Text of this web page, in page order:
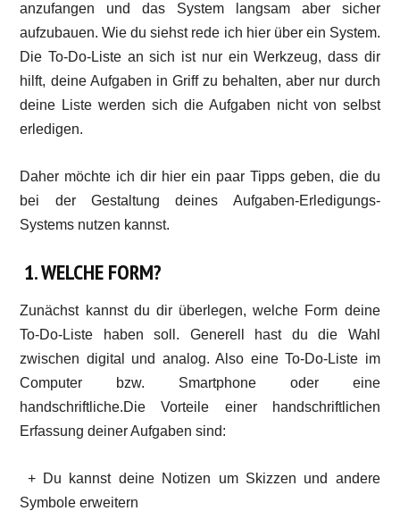
anzufangen und das System langsam aber sicher
aufzubauen. Wie du siehst rede ich hier über ein System.
Die To-Do-Liste an sich ist nur ein Werkzeug, dass dir
hilft, deine Aufgaben in Griff zu behalten, aber nur durch
deine Liste werden sich die Aufgaben nicht von selbst
erledigen.
Daher möchte ich dir hier ein paar Tipps geben, die du
bei der Gestaltung deines Aufgaben-Erledigungs-
Systems nutzen kannst.
1. WELCHE FORM?
Zunächst kannst du dir überlegen, welche Form deine
To-Do-Liste haben soll. Generell hast du die Wahl
zwischen digital und analog. Also eine To-Do-Liste im
Computer bzw. Smartphone oder eine
handschriftliche.Die Vorteile einer handschriftlichen
Erfassung deiner Aufgaben sind:
+ Du kannst deine Notizen um Skizzen und andere
Symbole erweitern